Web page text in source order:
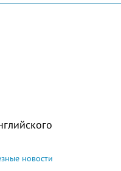
новости